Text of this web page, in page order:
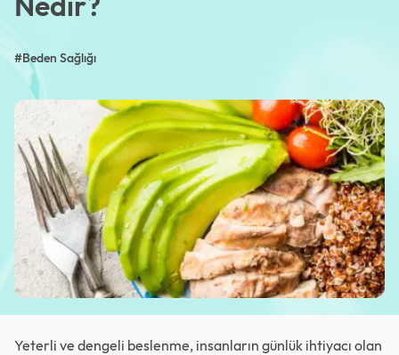
#Beden Sağlığı
Yeterli ve dengeli beslenme, insanların günlük ihtiyacı olan